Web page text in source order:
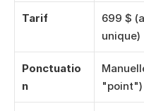
Tarif
699 $
unique)
Ponctuatio
n
"point")